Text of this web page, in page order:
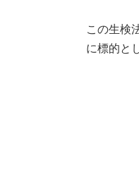
この生検
に標的と